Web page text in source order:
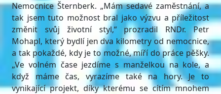
Nemocnice Šternberk. „Mám sedavé zaměstnání, a
tak jsem tuto možnost bral jako výzvu a příležitost
změnit svůj životní styl,“ prozradil RNDr. Petr
Mohapl, který bydlí jen dva kilometry od nemocnice,
a tak pokaždé, kdy je to možné, míří do práce pěšky.
„Ve volném čase jezdíme s manželkou na kole, a
když máme čas, vyrazíme také na hory. Je to
vynikající projekt, díky kterému se cítím mnohem